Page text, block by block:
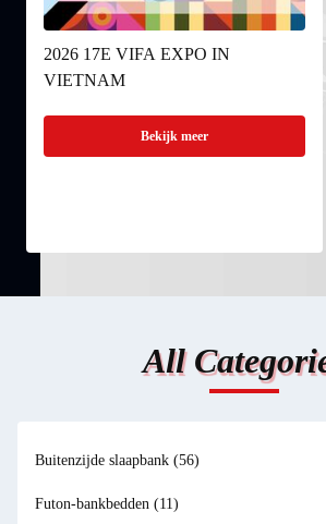
2026 17E VIFA EXPO IN
VIETNAM
Bekijk meer
All
Buitenzijde slaapbank (56)
Futon-bankbedden (11)